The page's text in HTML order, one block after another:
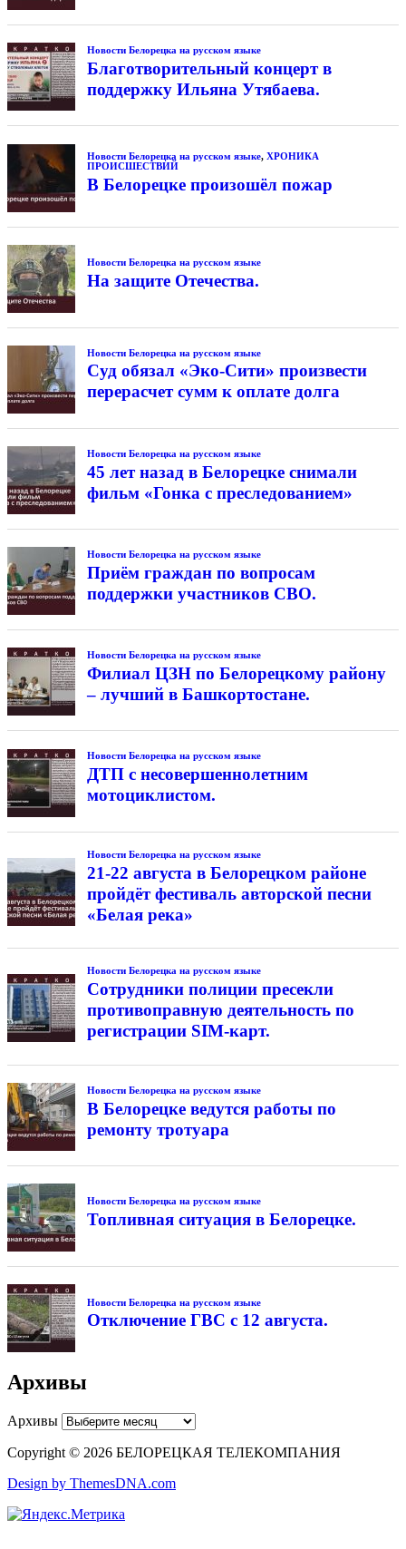
Новости Белорецка на русском языке
Благотворительный концерт в
поддержку Ильяна Утябаева.
Новости Белорецка на русском языке, ХРОНИКА
ПРОИСШЕСТВИЙ
В Белорецке произошёл пожар
Новости Белорецка на русском языке
На защите Отечества.
Новости Белорецка на русском языке
Суд обязал «Эко-Сити» произвести
перерасчет сумм к оплате долга
Новости Белорецка на русском языке
45 лет назад в Белорецке снимали
фильм «Гонка с преследованием»
Новости Белорецка на русском языке
Приём граждан по вопросам
поддержки участников СВО.
Новости Белорецка на русском языке
Филиал ЦЗН по Белорецкому району
– лучший в Башкортостане.
Новости Белорецка на русском языке
ДТП с несовершеннолетним
мотоциклистом.
Новости Белорецка на русском языке
21-22 августа в Белорецком районе
пройдёт фестиваль авторской песни
«Белая река»
Новости Белорецка на русском языке
Сотрудники полиции пресекли
противоправную деятельность по
регистрации SIM-карт.
Новости Белорецка на русском языке
В Белорецке ведутся работы по
ремонту тротуара
Новости Белорецка на русском языке
Топливная ситуация в Белорецке.
Новости Белорецка на русском языке
Отключение ГВС с 12 августа.
Архивы
Архивы
Copyright © 2026 БЕЛОРЕЦКАЯ ТЕЛЕКОМПАНИЯ
Design by ThemesDNA.com